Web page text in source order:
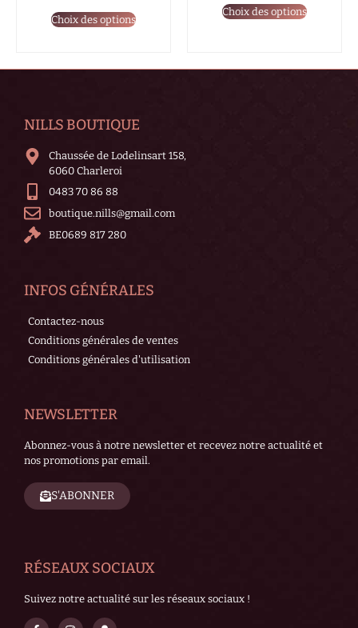
Choix des options
Choix des options
NILLS BOUTIQUE
Chaussée de Lodelinsart 158,
6060 Charleroi
0483 70 86 88
boutique.nills@gmail.com
BE0689 817 280
INFOS GÉNÉRALES
Contactez-nous
Conditions générales de ventes
Conditions générales d'utilisation
NEWSLETTER
Abonnez-vous à notre newsletter et recevez notre actualité et
nos promotions par email.
S'ABONNER
RÉSEAUX SOCIAUX
Suivez notre actualité sur les réseaux sociaux !